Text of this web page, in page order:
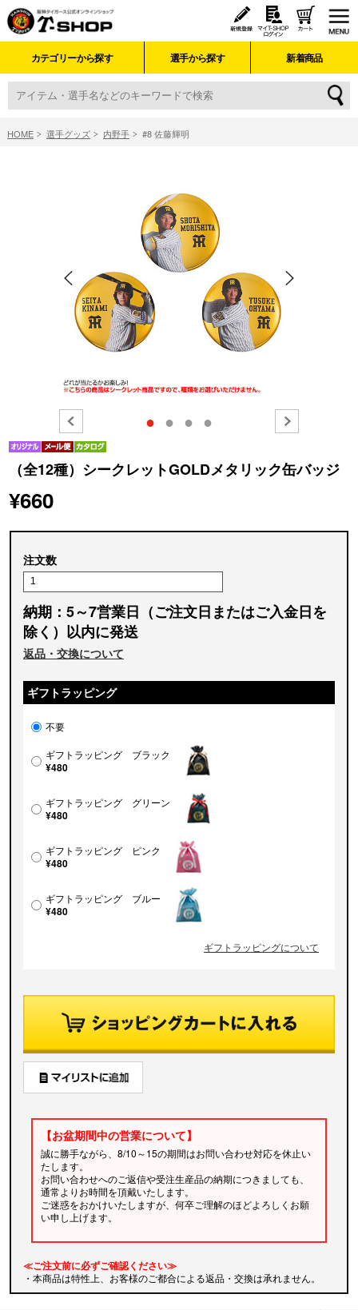
カテゴリーから探す 選手から探す 新着商品
HOME 選手グッズ 内野手 #8 佐藤輝明
● ● ● ●
（全12種）シークレットGOLDメタリック缶バッジ
¥660
注文数
納期：5～7営業日（ご注文日またはご入金日を
除く）以内に発送
返品・交換について
ギフトラッピング
不要
ギフトラッピング ブラック
¥480
ギフトラッピング グリーン
¥480
ギフトラッピング ピンク
¥480
ギフトラッピング ブルー
¥480
ギフトラッピングについて
【お盆期間中の営業について】
誠に勝手ながら、8/10～15の期間はお問い合わせ対応を休止い
たします。
お問い合わせへのご返信や受注生産品の納期につきましても、
通常よりお時間を頂戴いたします。
ご迷惑をおかけいたしますが、何卒ご理解のほどよろしくお願
い申し上げます。
≪ご注文前に必ずご確認ください≫
・本商品は特性上、お客様のご都合による返品・交換は承れません。